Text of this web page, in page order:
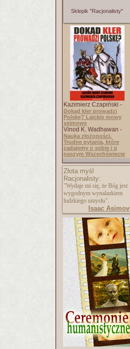
Sklepik "Racjonalisty"
Kazimierz Czapiński -
Dokąd kler prowadzi
Polskę? Laickie mowy
sejmowe
Vinod K. Wadhawan -
Nauka złożoności.
Trudne pytania, które
zadajemy o sobie i o
naszym Wszechświecie
Złota myśl
Racjonalisty:
"Wydaje mi się, że Bóg jest
wygodnym wynalazkiem
ludzkiego umysłu".
Isaac Asimov